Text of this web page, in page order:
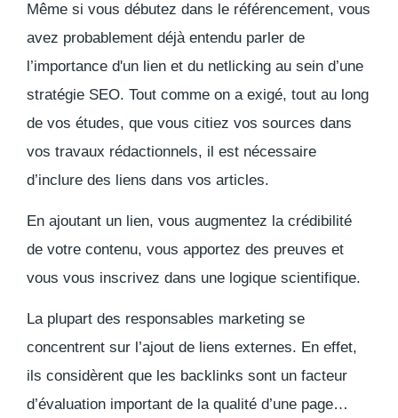
Même si vous débutez dans le référencement, vous
avez probablement déjà entendu parler de
l’importance d'un lien et du netlicking au sein d’une
stratégie SEO. Tout comme on a exigé, tout au long
de vos études, que vous citiez vos sources dans
vos travaux rédactionnels, il est nécessaire
d’inclure des liens dans vos articles.
En ajoutant un lien, vous augmentez la crédibilité
de votre contenu, vous apportez des preuves et
vous vous inscrivez dans une logique scientifique.
La plupart des responsables marketing se
concentrent sur l’ajout de liens externes. En effet,
ils considèrent que les backlinks sont un facteur
d’évaluation important de la qualité d’une page…